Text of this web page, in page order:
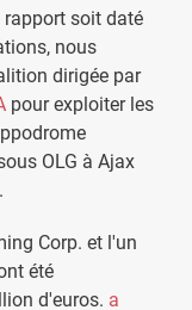
rapport soit daté
nous
dirigée par
pour exploiter les
OLG à Ajax
Corp. et l'un
été
d'euros. a